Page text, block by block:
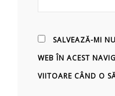
SALVEAZĂ-MI
WEB ÎN ACEST
VIITOARE CÂND O